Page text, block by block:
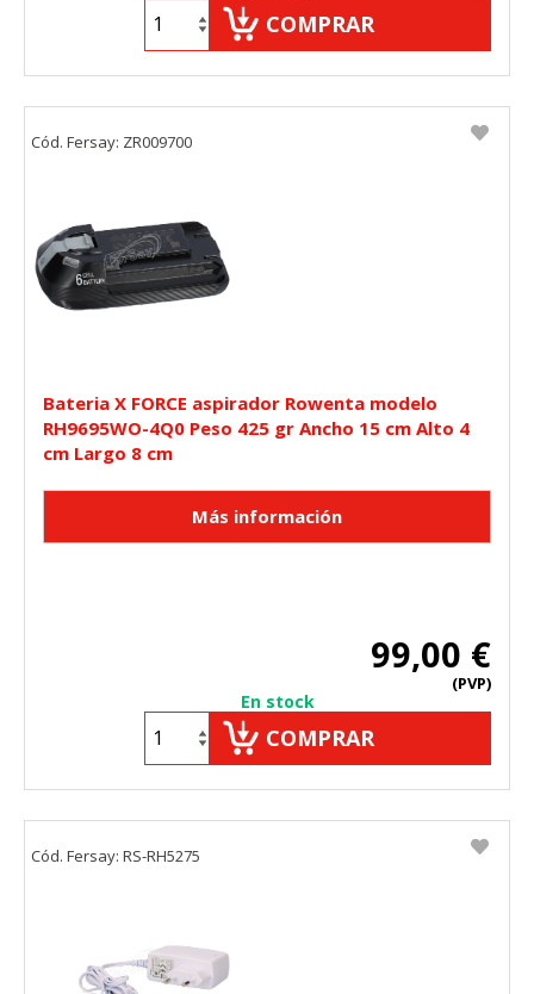
COMPRAR
Bateria X FORCE aspirador Rowenta modelo
RH9695WO-4Q0 Peso 425 gr Ancho 15 cm Alto 4
cm Largo 8 cm
99,00 €
(PVP)
En stock
COMPRAR
Cód. Fersay: ZR009700
Cód. Fersay: RS-RH5275
CONFIGURACIÓN DE COOKIES
HABILITAR TODO RECHAZAR TODO
Puede configurar su navegador para bloquear o alertar
sobre estas cookies, pero alguna áreas del sitio no
funcionarán. Estas cookies no almacenan ninguna
información de identificación personal.
Cookies Utilizadas:
COOKIELEGALFERSAY, VSF904, PHPSESSID, wp-settings-1,
wp-settings-time-1, _evCo, _evCoLT
Cookies de rendimiento
menos visitadas, y cómo los visitantes navegan por el sitio.
Toda la información que recogen estas cookies es
agregada y, por lo tanto, es anónima.